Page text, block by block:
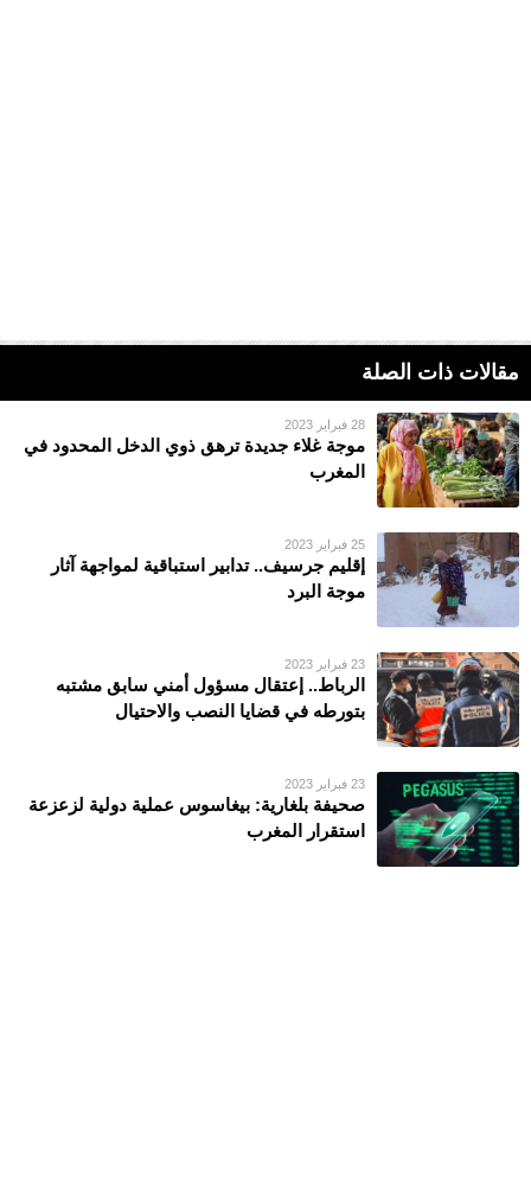
مقالات ذات الصلة
28 فبراير 2023
موجة غلاء جديدة ترهق ذوي الدخل المحدود في
المغرب
25 فبراير 2023
إقليم جرسيف.. تدابير استباقية لمواجهة آثار
موجة البرد
23 فبراير 2023
الرباط.. إعتقال مسؤول أمني سابق مشتبه
بتورطه في قضايا النصب والاحتيال
23 فبراير 2023
صحيفة بلغارية: بيغاسوس عملية دولية لزعزعة
استقرار المغرب